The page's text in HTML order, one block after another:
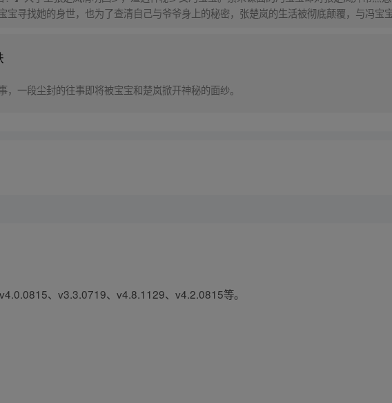
宝寻找她的身世，也为了查清自己与爷爷身上的秘密，张楚岚的生活被彻底颠覆，与冯宝宝
，一段尘封的往事即将被宝宝和楚岚掀开神秘的面纱。
、v3.3.0719、v4.8.1129、v4.2.0815等。